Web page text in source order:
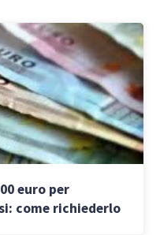
euro per
come richiederlo